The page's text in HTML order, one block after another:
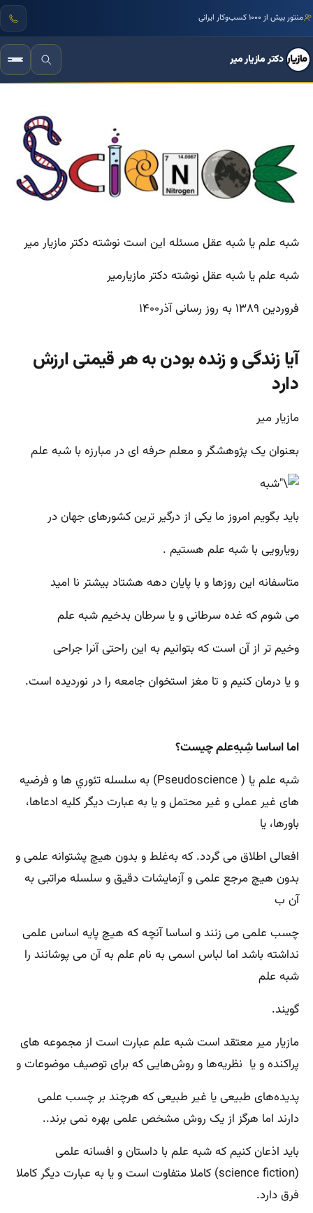
مرجع تخصصی زبان بدن و فنون مذاکره ایران
دکتر مازیار میر
شبه علم یا شبه عقل مسئله این است نوشته دکتر مازیار میر
شبه علم یا شبه عقل نوشته دکتر مازیارمیر
فروردین ۱۳۸۹ به روز رسانی آذر۱۴۰۰
آیا زندگی و زنده بودن به هر قیمتی ارزش
دارد
مازیار میر
بعنوان یک پژوهشگر و معلم حرفه ای در مبارزه با شبه علم
باید بگویم امروز ما یکی از درگیر ترین کشورهای جهان در
رویارویی با شبه علم هستیم .
متاسفانه این روزها و با پایان دهه هشتاد بیشتر نا امید
می شوم که غده سرطانی و یا سرطان بدخیم شبه علم
وخیم تر از آن است که بتوانیم به این راحتی آنرا جراحی
و یا درمان کنیم و تا مغز استخوان جامعه را در نوردیده است.
اما اساسا شِبهِ‌علم چیست؟
شبه علم یا (Pseudoscience) به سلسله تئوري ها و فرضیه
های غیر عملی و غیر محتمل و یا به عبارت دیگر کلیه ادعاها،
باورها، یا
افعالی اطلاق می گردد. که به‌غلط و بدون هیچ پشتوانه علمی و
بدون هیچ مرجع علمی و آزمایشات دقیق و سلسله مراتبی به
آن‌ ب
چسب علمی می زنند و اساسا آنچه که هیچ پایه اساس علمی
نداشته باشد اما لباس اسمی به نام‌ علم به آن می پوشانند را
شبه علم
گویند.
مازیار میر معتقد است شبه علم عبارت است از مجموعه های
پراکنده و یا نظریه‌ها و روش‌هایی که برای توصیف موضوعات و
پدیده‌های طبیعی یا غیر طبیعی که هرچند بر چسب علمی
دارند اما هرگز از یک روش مشخص علمی بهره نمی برند..
باید اذعان کنیم که شبه علم با داستان و افسانه علمی
(science fiction) کاملا متفاوت است و یا به عبارت دیگر کاملا
فرق دارد.